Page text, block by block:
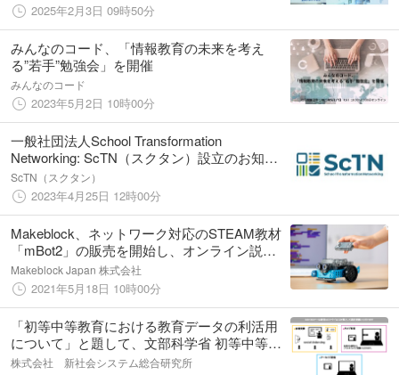
2025年2月3日 09時50分
みんなのコード、「情報教育の未来を考え
る”若手”勉強会」を開催
みんなのコード
2023年5月2日 10時00分
一般社団法人School Transformation
Networking: ScTN（スクタン）設立のお知ら
せ
ScTN（スクタン）
2023年4月25日 12時00分
Makeblock、ネットワーク対応のSTEAM教材
「mBot2」の販売を開始し、オンライン説明
会を6月2日に開催
Makeblock Japan 株式会社
2021年5月18日 10時00分
「初等中等教育における教育データの利活用
について」と題して、文部科学省 初等中等教
育局 初等中等教育企画課 佐藤 有正氏による
株式会社 新社会システム総合研究所